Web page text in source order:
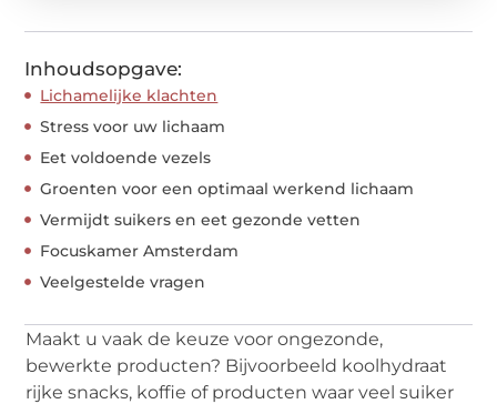
Inhoudsopgave:
Lichamelijke klachten
Stress voor uw lichaam
Eet voldoende vezels
Groenten voor een optimaal werkend lichaam
Vermijdt suikers en eet gezonde vetten
Focuskamer Amsterdam
Veelgestelde vragen
Maakt u vaak de keuze voor ongezonde,
bewerkte producten? Bijvoorbeeld koolhydraat
rijke snacks, koffie of producten waar veel suiker